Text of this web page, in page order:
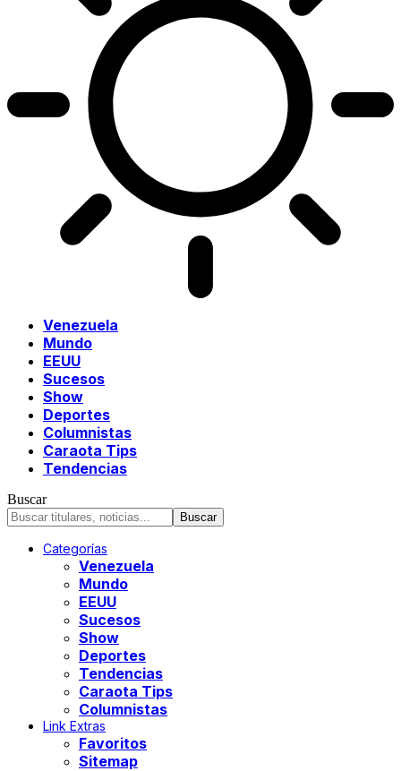
Venezuela
Mundo
EEUU
Sucesos
Show
Deportes
Columnistas
Caraota Tips
Tendencias
Buscar
Categorías
Venezuela
Mundo
EEUU
Sucesos
Show
Deportes
Tendencias
Caraota Tips
Columnistas
Link Extras
Favoritos
Sitemap